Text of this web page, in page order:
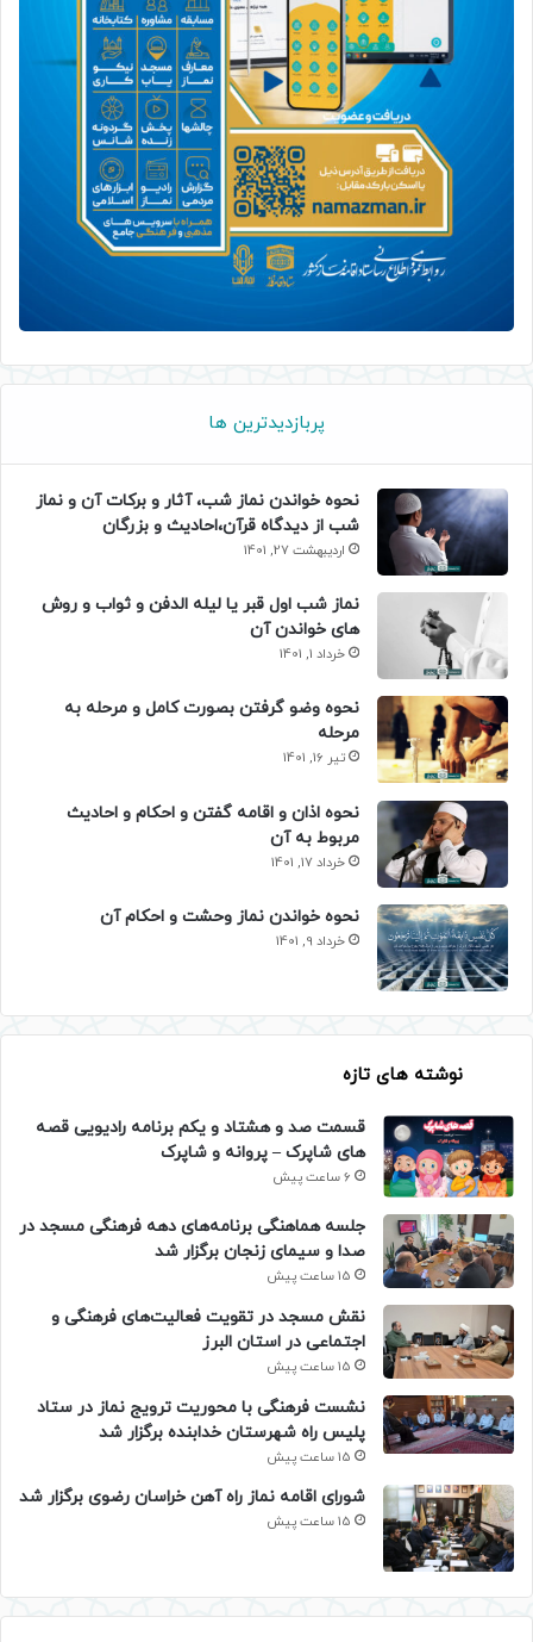
پربازدیدترین ها
نحوه خواندن نماز شب، آثار و برکات آن و نماز
شب از دیدگاه قرآن،احادیث و بزرگان
اردیبهشت 27, 1401
نماز شب اول قبر یا لیله الدفن و ثواب و روش
های خواندن آن
خرداد 1, 1401
نحوه وضو گرفتن بصورت کامل و مرحله به
مرحله
تیر 16, 1401
نحوه اذان و اقامه گفتن و احکام و احادیث
مربوط به آن
خرداد 17, 1401
نحوه خواندن نماز وحشت و احکام آن
خرداد 9, 1401
نوشته های تازه
قسمت صد و هشتاد و یکم برنامه رادیویی قصه
های شاپرک – پروانه و شاپرک
6 ساعت پیش
جلسه هماهنگی برنامه‌های دهه فرهنگی مسجد در
صدا و سیمای زنجان برگزار شد
15 ساعت پیش
نقش مسجد در تقویت فعالیت‌های فرهنگی و
اجتماعی در استان البرز
15 ساعت پیش
نشست فرهنگی با محوریت ترویج نماز در ستاد
پلیس راه شهرستان خدابنده برگزار شد
15 ساعت پیش
شورای اقامه نماز راه آهن خراسان رضوی برگزار شد
15 ساعت پیش